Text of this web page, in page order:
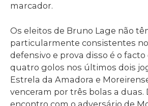
marcador.
Os eleitos de Bruno Lage não
particularmente consistentes
defensivo e prova disso é o
quatro golos nos últimos dois
Estrela da Amadora e
venceram por três bolas a duas.
encontro com o adversário de